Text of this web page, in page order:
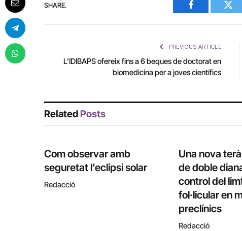
SHARE.
Facebook
PREVIOUS ARTICLE
L’IDIBAPS ofereix fins a 6 beques de doctorat en
biomedicina per a joves científics
Related Posts
Com observar amb
seguretat l’eclipsi solar
Redacció
Una nova
de doble
control del
fol·licular en
preclínics
Redacció